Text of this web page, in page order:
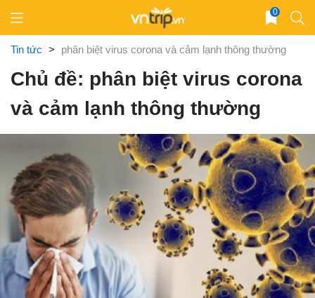
content
0
Tin tức > phân biệt virus corona và cảm lạnh thông thường
Chủ đề: phân biệt virus corona
và cảm lạnh thông thường